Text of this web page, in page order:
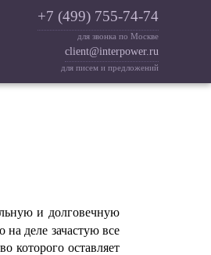
+7 (499) 755-74-74
для звонка по Москве
client@interpower.ru
для писем и предложений
и долговечную
деле зачастую все
которого оставляет